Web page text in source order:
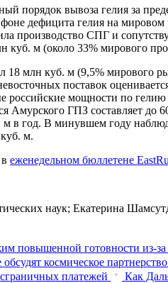
порядок вывоза гелия за
дефицита гелия на
производство СПГ и
куб. м (около 33% мирового
18 млн куб. м (9,5% мирового
поставок
мощности по
Амурского ГПЗ составляет
год. В минувшем году
м.
еженедельном бюллетене
наук; Екатерина
повышенной готовности из‑за
космическое партнерство
платежей
Как